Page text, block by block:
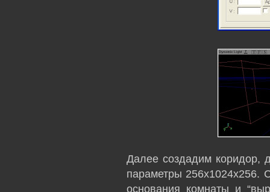
Далее создадим коридор,
параметры 256х1024х256.
основания комнаты и